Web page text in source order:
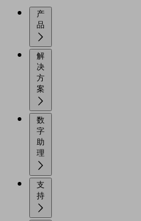
产
解
决
方
数
字
助
支